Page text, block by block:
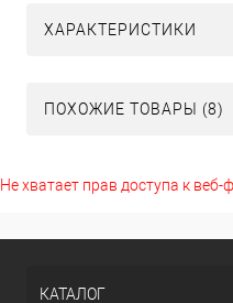
ХАРАКТЕРИСТИКИ
ПОХОЖИЕ ТОВАРЫ (8)
Не хватает прав доступа к веб-
КАТАЛОГ